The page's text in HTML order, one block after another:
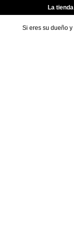
La
Si eres su dueño